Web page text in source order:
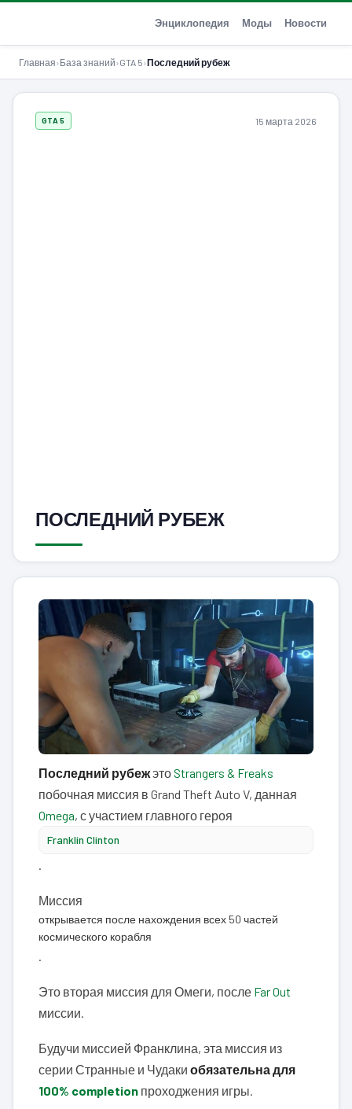
Энциклопедия Моды Новости
Главная›База знаний›GTA 5›Последний рубеж
GTA 5 15 марта 2026
ПОСЛЕДНИЙ РУБЕЖ
Последний рубежэтоStrangers & Freaks
побочная миссия в Grand Theft Auto V, данная
Omega, с участием главного героя
Franklin Clinton
.
Миссия
открывается после нахождения всех 50 частей
космического корабля
.
Это вторая миссия для Омеги, после Far Out
миссии.
Будучи миссией Франклина, эта миссия из
серии Странные и Чудаки обязательна для
100% completion проходжения игры.